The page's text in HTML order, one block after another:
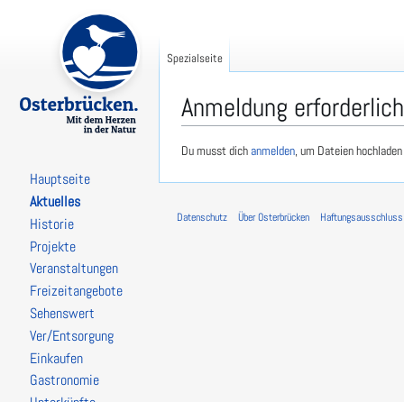
Anmeldung erforderlich
Zur
Zur
Du musst dich anmelden, um Dateien
Spezialseite
Hauptseite
Aktuelles
Historie
Projekte
Veranstaltungen
Freizeitangebote
Sehenswert
Ver/Entsorgung
Einkaufen
Gastronomie
Datenschutz Über Osterbrücken Haftungsausschluss